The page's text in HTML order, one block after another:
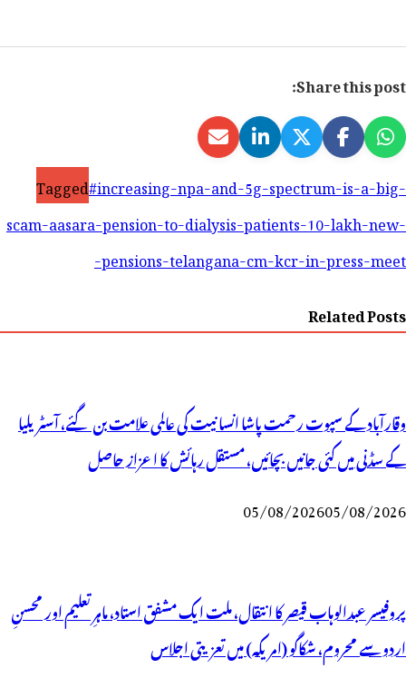
Share this post:
Tagged#increasing-npa-and-5g-spectrum-is-a-big-
scam-aasara-pension-to-dialysis-patients-10-lakh-new-
pensions-telangana-cm-kcr-in-press-meet-
Related Posts
وقارآباد کے سپوت رحمت پاشا انسانیت کی عالمی علامت بن گئے، آسٹریلیا
کے سڈنی میں کئی جانیں بچائیں، مستقل رہائش کا اعزاز حاصل
05/08/202605/08/2026
پروفیسر عبدالوہاب قیصر کا انتقال، ملت ایک مشفق استاد، ماہرِتعلیم اور محسنِ
اردو سے محروم، شکاگو (امریکہ) میں تعزیتی اجلاس